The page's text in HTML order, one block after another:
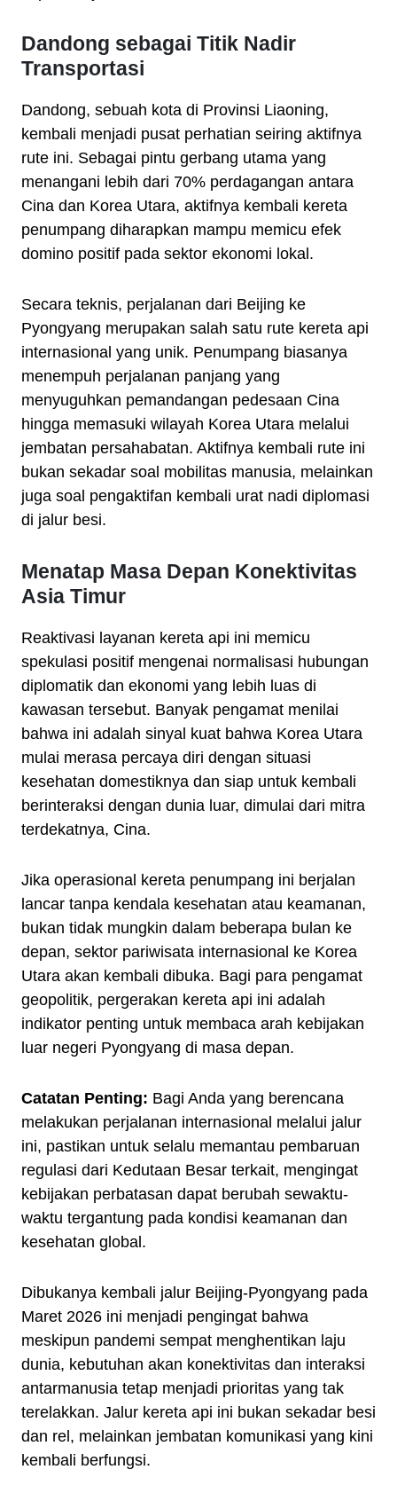
Dandong sebagai Titik Nadir
Transportasi
Dandong, sebuah kota di Provinsi Liaoning,
kembali menjadi pusat perhatian seiring aktifnya
rute ini. Sebagai pintu gerbang utama yang
menangani lebih dari 70% perdagangan antara
Cina dan Korea Utara, aktifnya kembali kereta
penumpang diharapkan mampu memicu efek
domino positif pada sektor ekonomi lokal.
Secara teknis, perjalanan dari Beijing ke
Pyongyang merupakan salah satu rute kereta api
internasional yang unik. Penumpang biasanya
menempuh perjalanan panjang yang
menyuguhkan pemandangan pedesaan Cina
hingga memasuki wilayah Korea Utara melalui
jembatan persahabatan. Aktifnya kembali rute ini
bukan sekadar soal mobilitas manusia, melainkan
juga soal pengaktifan kembali urat nadi diplomasi
di jalur besi.
Menatap Masa Depan Konektivitas
Asia Timur
Reaktivasi layanan kereta api ini memicu
spekulasi positif mengenai normalisasi hubungan
diplomatik dan ekonomi yang lebih luas di
kawasan tersebut. Banyak pengamat menilai
bahwa ini adalah sinyal kuat bahwa Korea Utara
mulai merasa percaya diri dengan situasi
kesehatan domestiknya dan siap untuk kembali
berinteraksi dengan dunia luar, dimulai dari mitra
terdekatnya, Cina.
Jika operasional kereta penumpang ini berjalan
lancar tanpa kendala kesehatan atau keamanan,
bukan tidak mungkin dalam beberapa bulan ke
depan, sektor pariwisata internasional ke Korea
Utara akan kembali dibuka. Bagi para pengamat
geopolitik, pergerakan kereta api ini adalah
indikator penting untuk membaca arah kebijakan
luar negeri Pyongyang di masa depan.
Catatan Penting: Bagi Anda yang berencana
melakukan perjalanan internasional melalui jalur
ini, pastikan untuk selalu memantau pembaruan
regulasi dari Kedutaan Besar terkait, mengingat
kebijakan perbatasan dapat berubah sewaktu-
waktu tergantung pada kondisi keamanan dan
kesehatan global.
Dibukanya kembali jalur Beijing-Pyongyang pada
Maret 2026 ini menjadi pengingat bahwa
meskipun pandemi sempat menghentikan laju
dunia, kebutuhan akan konektivitas dan interaksi
antarmanusia tetap menjadi prioritas yang tak
terelakkan. Jalur kereta api ini bukan sekadar besi
dan rel, melainkan jembatan komunikasi yang kini
kembali berfungsi.